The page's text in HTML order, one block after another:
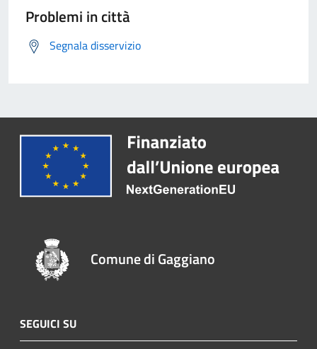
Problemi in città
Segnala disservizio
Comune di Gaggiano
SEGUICI SU